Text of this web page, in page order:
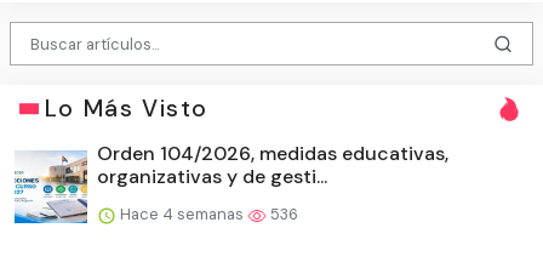
Lo Más Visto
Orden 104/2026, medidas educativas,
organizativas y de gesti...
Hace 4 semanas 536